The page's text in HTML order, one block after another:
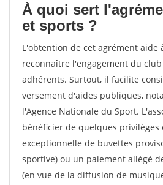
À quoi sert
et sports ?
L'obtention de cet agrément aide
reconnaître l'engagement du
adhérents. Surtout, il facilite
versement d'aides publiques,
l'Agence Nationale du Sport.
bénéficier de quelques privilèges
exceptionnelle de buvettes
sportive) ou un paiement allégé
(en vue de la diffusion de